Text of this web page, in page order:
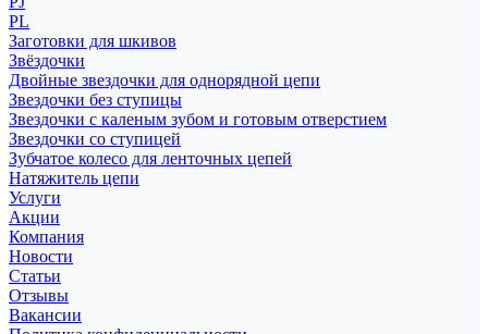
PL
Заготовки для шкивов
Звёздочки
Двойные звездочки для однорядной цепи
Звездочки без ступицы
Звездочки с каленым зубом и готовым отверстием
Звездочки со ступицей
Зубчатое колесо для ленточных цепей
Натяжитель цепи
Услуги
Акции
Компания
Новости
Статьи
Отзывы
Вакансии